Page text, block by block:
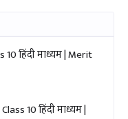
10 हिंदी माध्यम | Merit
10 हिंदी माध्यम |